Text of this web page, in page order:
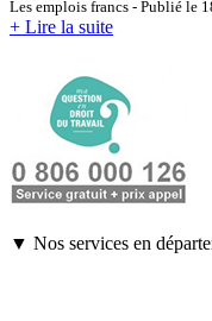
Les emplois francs - Publié le
+ Lire la suite
▼ Nos services en